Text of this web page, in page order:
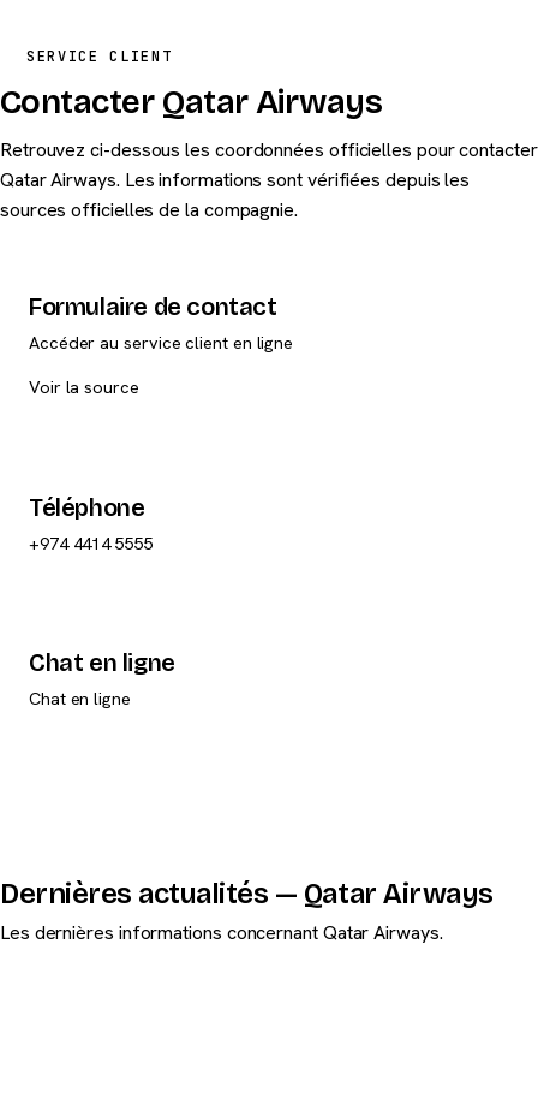
passagers peuvent cumuler des miles et bénéficier de
correspondances chez les partenaires de oneworld.
SERVICE CLIENT
Contacter Qatar Airways
Retrouvez ci-dessous les coordonnées officielles pour contacter
Qatar Airways. Les informations sont vérifiées depuis les
sources officielles de la compagnie.
Formulaire de contact
Accéder au service client en ligne
Voir la source
Téléphone
+974 4414 5555
Chat en ligne
Chat en ligne
Dernières actualités — Qatar Airways
Les dernières informations concernant Qatar Airways.